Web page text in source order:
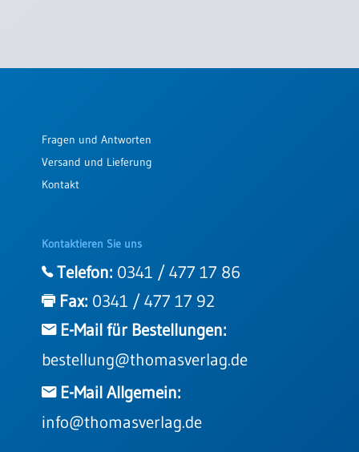
Fragen und Antworten
Versand und Lieferung
Kontakt
Kontaktieren Sie uns
Telefon: 0341 / 477 17 86
Fax: 0341 / 477 17 92
E-Mail für Bestellungen:
bestellung@thomasverlag.de
E-Mail Allgemein:
info@thomasverlag.de